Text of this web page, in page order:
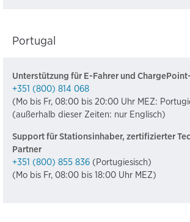
Portugal
Unterstützung für E-Fahrer und
+351 (800) 814 068
(Mo bis Fr, 08:00 bis 20:00 Uhr MEZ:
(außerhalb dieser Zeiten: nur Englisch)
Support für Stationsinhaber, zertifizierter
Partner
+351 (800) 855 836 (Portugiesisch)
(Mo bis Fr, 08:00 bis 18:00 Uhr MEZ)